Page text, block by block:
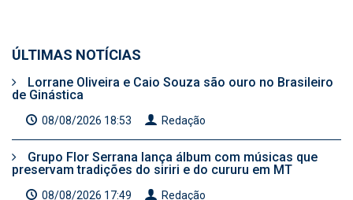
ÚLTIMAS NOTÍCIAS
Lorrane Oliveira e Caio Souza são ouro no Brasileiro
de Ginástica
08/08/2026 18:53 Redação
Grupo Flor Serrana lança álbum com músicas que
preservam tradições do siriri e do cururu em MT
08/08/2026 17:49 Redação